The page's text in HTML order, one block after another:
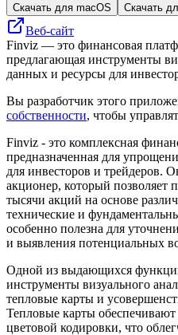
Скачать для macOS
Веб-сайт
Finviz — это финансовая
предлагающая инструменты
данных и ресурсы для
Вы разработчик этого
собственности, чтобы
Finviz - это комплексная
предназначенная для
для инвесторов и трейдеров.
акционер, который позволяет
тысячи акций на основе
технические и
особенно полезна для
и выявления потенциальных
Одной из выдающихся
инструменты визуального
тепловые карты и
Тепловые карты обеспечивают
цветовой кодировки, что